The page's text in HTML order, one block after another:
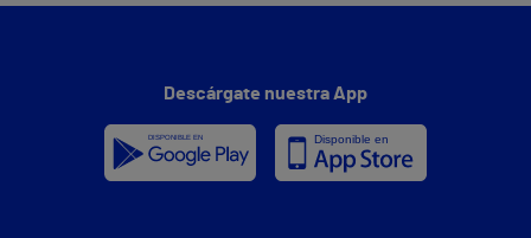
Descárgate nuestra App